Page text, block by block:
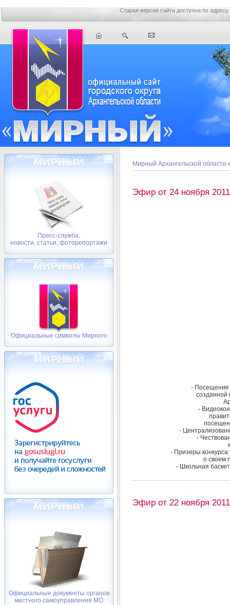
Старая версия сайта доступна по адресу
Пресс-служба:
новости, статьи, фоторепортажи
Официальные символы Мирного
Официальные документы органов
местного самоуправления МО
Мирный Архангельской области
Эфир от 24 ноября
- Посещение
созданной
-
-
-
- Призеры конкурса
о своем
- Школьная
Эфир от 22 ноября